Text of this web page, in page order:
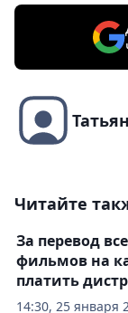
Читайте
14:30, 25 января
За перевод
фильмов на
платить